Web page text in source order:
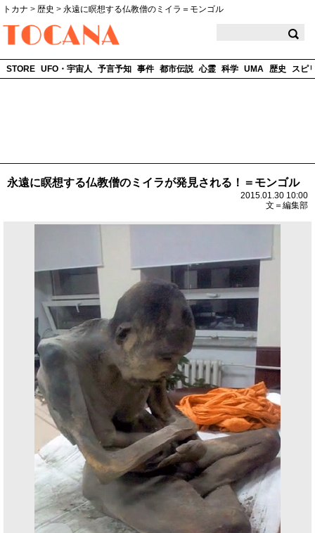
トカナ > 歴史 > 永遠に瞑想する仏教僧のミイラ＝モンゴル
STORE UFO・宇宙人 予言予知 事件 都市伝説 心霊 科学 UMA 歴史 スピ
永遠に瞑想する仏教僧のミイラが発見される！＝モンゴル
2015.01.30 10:00
文＝編集部